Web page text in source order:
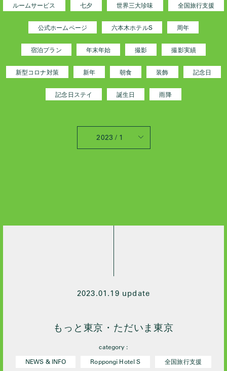
ルームサービス 七夕 世界三大珍味 全国旅行支援
公式ホームページ 六本木ホテルS 周年
宿泊プラン 年末年始 撮影 撮影実績
新型コロナ対策 新年 朝食 装飾 記念日
記念日ステイ 誕生日 雨降
2023 / 1
2024 / 9
2024 / 7
2024 / 4
2024 / 2
2024 / 1
2023.01.19 update
もっと東京・ただいま東京
category :
NEWS & INFO
Roppongi Hotel S 全国旅行支援